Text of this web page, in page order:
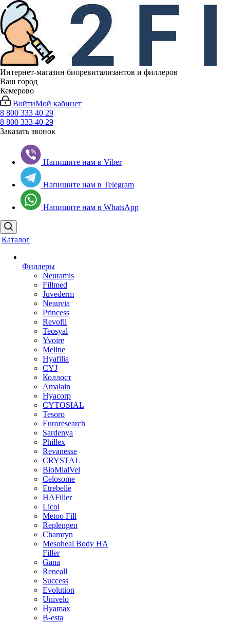
Интернет-магазин биоревитализантов и филлеров
Ваш город
Кемерово
ВойтиМой кабинет
8 800 333 40 29
8 800 333 40 29
Заказать звонок
Напишите нам в Viber
Напишите нам в Telegram
Напишите нам в WhatsApp
Каталог
Филлеры
Neuramis
Fillmed
Juvederm
Neauvia
Princess
Revofil
Teosyal
Yvoire
Meline
Hyafilia
CYJ
Коллост
Amalain
Hyacorp
CYTOSIAL
Tesoro
Euroresearch
Sardenya
Phillex
Revanesse
CRYSTAL
BioMialVel
Celosome
Etrebelle
HAFiller
Licol
Metoo Fill
Replengen
Chamryn
Mesoheal Body HA
Filler
Gana
Reneall
Success
Evolution
Univelo
Hyamax
B-esta